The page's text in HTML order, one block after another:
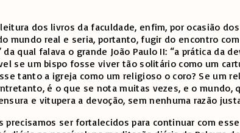
dos livros da faculdade, enfim, por ocasião
real e seria, portanto, fugir do encontro
qual falava o grande João Paulo II: “a prática da
se um bispo fosse viver tão solitário como um
tanto a igreja como um religioso o coro? Se um
é o que se nota muitas vezes, e o
e vitupera a devoção, sem nenhuma razão justa
ser fortalecidos para continuar com